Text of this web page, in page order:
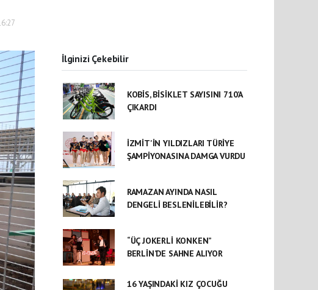
İlginizi Çekebilir
KOBİS, BİSİKLET SAYISINI 710’A
ÇIKARDI
İZMİT'İN YILDIZLARI TÜRİYE
ŞAMPİYONASINA DAMGA VURDU
RAMAZAN AYINDA NASIL
DENGELİ BESLENİLEBİLİR?
“ÜÇ JOKERLİ KONKEN”
BERLİN’DE SAHNE ALIYOR
16 YAŞINDAKİ KIZ ÇOCUĞU